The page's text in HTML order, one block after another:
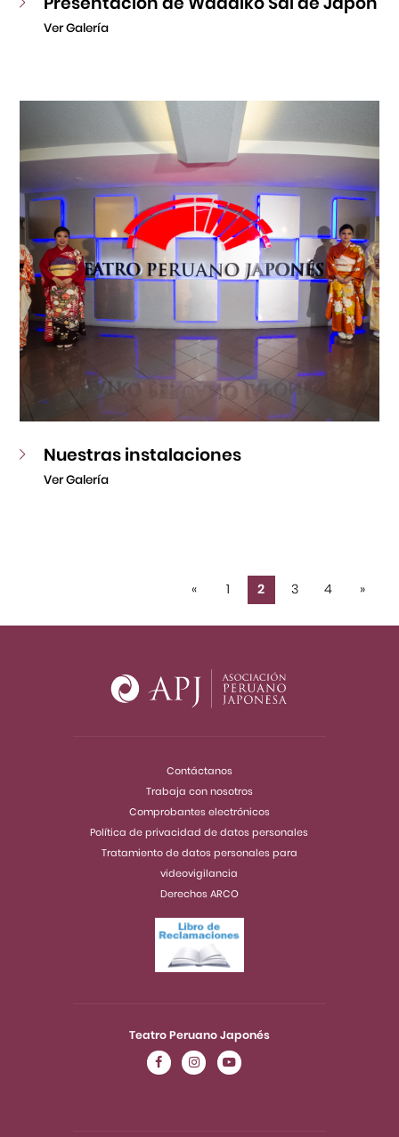
Ver Galería
Nuestras instalaciones
Ver Galería
« 1 2 3 4 »
Teatro Peruano Japonés
Contáctanos
Trabaja con nosotros
Comprobantes electrónicos
Política de privacidad de datos personales
Tratamiento de datos personales para
videovigilancia
Derechos ARCO